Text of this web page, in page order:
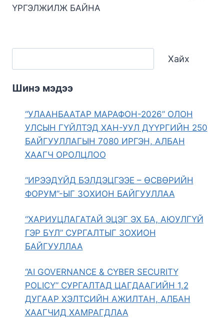
ҮРГЭЛЖИЛЖ БАЙНА
Хайх
Шинэ мэдээ
“УЛААНБААТАР МАРАФОН-2026” ОЛОН
УЛСЫН ГҮЙЛТЭД ХАН-УУЛ ДҮҮРГИЙН 250
БАЙГУУЛЛАГЫН 7080 ИРГЭН, АЛБАН
ХААГЧ ОРОЛЦЛОО
“ИРЭЭДҮЙД БЭЛДЭЦГЭЭЕ – ӨСВӨРИЙН
ФОРУМ”-ЫГ ЗОХИОН БАЙГУУЛЛАА
“ХАРИУЦЛАГАТАЙ ЭЦЭГ ЭХ БА, АЮУЛГҮЙ
ГЭР БҮЛ” СУРГАЛТЫГ ЗОХИОН
БАЙГУУЛЛАА
“AI GOVERNANCE & CYBER SECURITY
POLICY” СУРГАЛТАД ЦАГДААГИЙН 1,2
ДУГААР ХЭЛТСИЙН АЖИЛТАН, АЛБАН
ХААГЧИД ХАМРАГДЛАА